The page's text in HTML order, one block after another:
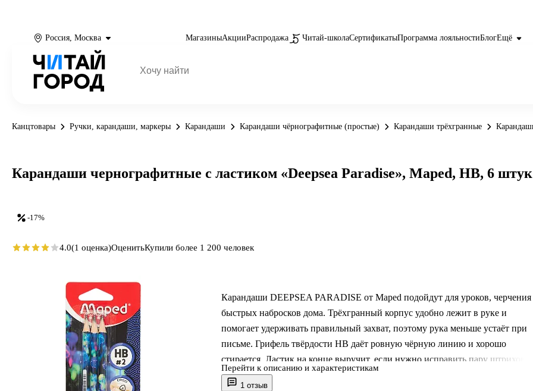
Россия, Москва МагазиныАкцииРаспродажа Читай-школаСертификатыПрограмма лояльностиБлогЕщё
Канцтовары Ручки, карандаши, маркеры Карандаши Карандаши чёрнографитные (простые) Карандаши трёхгранные
1 отзыв
Карандаши DEEPSEA PARADISE от Maped подойдут для уроков, черчения
быстрых набросков дома. Трёхгранный корпус удобно лежит в руке и
помогает удерживать правильный захват, поэтому рука меньше устаёт при
письме. Грифель твёрдости HB даёт ровную чёрную линию и хорошо
стирается. Ластик на конце выручит, если нужно исправить пару штрихов.
Пластиковый корпус практичен, а блистер удобен для хранения и переноски.
Перейти к описанию и характеристикам
-17%
Карандаши чернографитные с ластиком «Deepsea Paradise», Maped, HB, 6 штук
4.0(1 оценка)ОценитьКупили более 1 200 человек